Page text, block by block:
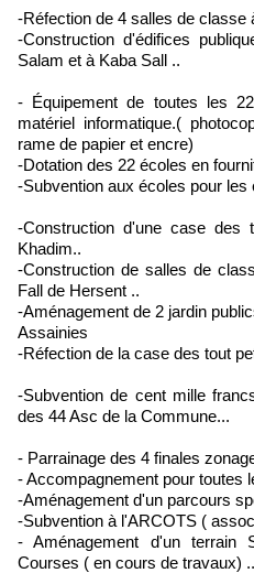
-Réfection de 4 salles de classe
-Construction d'édifices
Salam et à Kaba Sall ..
- Équipement de toutes les
matériel informatique.(
rame de papier et encre)
-Dotation des 22 écoles en
-Subvention aux écoles pour les
-Construction d'une case
Khadim..
-Construction de salles de
Fall de Hersent ..
-Aménagement de 2 jardin
Assainies
-Réfection de la case des tout
-Subvention de cent mille
des 44 Asc de la Commune...
- Parrainage des 4 finales
- Accompagnement pour toutes
-Aménagement d'un parcours
-Subvention à l'ARCOTS (
- Aménagement d'un terrain
Courses ( en cours de travaux)